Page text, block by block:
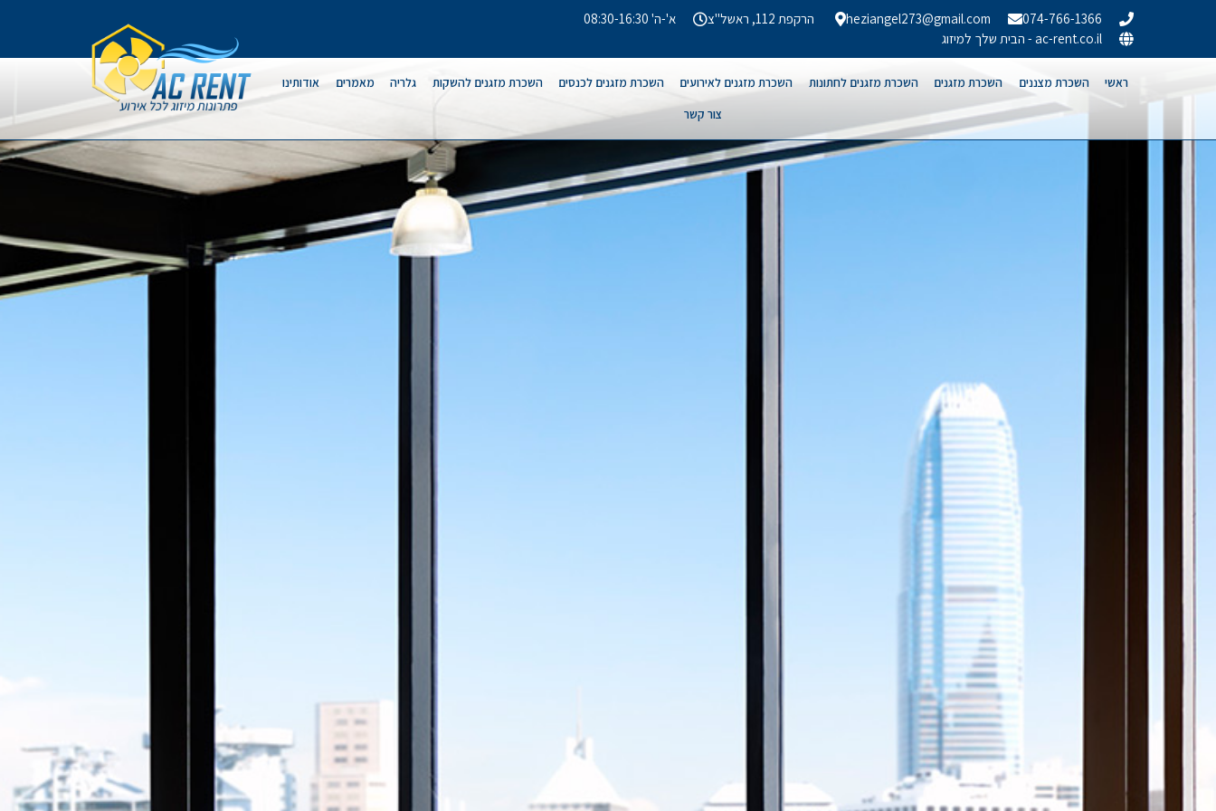
074-766-1366
heziangel273@gmail.com הרקפת 112, ראשל"צ
א'-ה' 08:30-16:30
ac-rent.co.il - הבית שלך למיזוג
ראשי השכרת מצננים השכרת מזגנים השכרת מזגנים לחתונות השכרת מזגנים לאירועים השכרת מזגנים לכנסים השכרת מזגנים להשקות גלריה מאמרים
אודותינו
צור קשר